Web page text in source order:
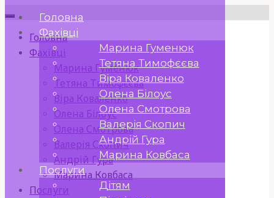
Skip
contentГоловна
Фахівці
Марина Гуменюк
Тетяна Тимофєєва
Віра Коваленко
Олена Білоус
Олена Смотрова
Валерія Скопич
Андрій Гура
Марина Ковбаса
Послуги
Головна
Фахівці
Марина Гуменюк
Тетяна Тимофєєва
Віра Коваленко
Олена Білоус
Олена Смотрова
Валерія Скопич
Андрій Гура
Марина Ковбаса
Послуги
Дітям